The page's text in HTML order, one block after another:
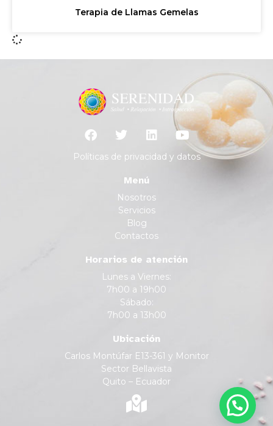
Terapia de Llamas Gemelas
Políticas de privacidad y datos
Menú
Nosotros
Servicios
Blog
Contactos
Horarios de atención
Lunes a Viernes:
7h00 a 19h00
Sábado:
7h00 a 13h00
Ubicación
Carlos Montúfar E13-361 y Monitor
Sector Bellavista
Quito – Ecuador